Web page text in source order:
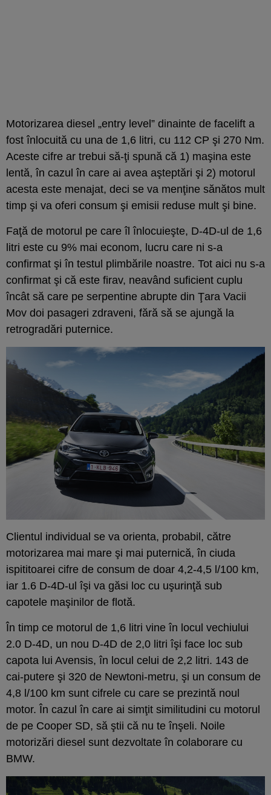
Motorizarea diesel „entry level” dinainte de facelift a
fost înlocuită cu una de 1,6 litri, cu 112 CP şi 270 Nm.
Aceste cifre ar trebui să-ţi spună că 1) maşina este
lentă, în cazul în care ai avea aşteptări şi 2) motorul
acesta este menajat, deci se va menţine sănătos mult
timp şi va oferi consum şi emisii reduse mult şi bine.
Faţă de motorul pe care îl înlocuieşte, D-4D-ul de 1,6
litri este cu 9% mai econom, lucru care ni s-a
confirmat şi în testul plimbările noastre. Tot aici nu s-a
confirmat şi că este firav, neavând suficient cuplu
încât să care pe serpentine abrupte din Ţara Vacii
Mov doi pasageri zdraveni, fără să se ajungă la
retrogradări puternice.
Clientul individual se va orienta, probabil, către
motorizarea mai mare şi mai puternică, în ciuda
ispititoarei cifre de consum de doar 4,2-4,5 l/100 km,
iar 1.6 D-4D-ul îşi va găsi loc cu uşurinţă sub
capotele maşinilor de flotă.
În timp ce motorul de 1,6 litri vine în locul vechiului
2.0 D-4D, un nou D-4D de 2,0 litri îşi face loc sub
capota lui Avensis, în locul celui de 2,2 litri. 143 de
cai-putere şi 320 de Newtoni-metru, şi un consum de
4,8 l/100 km sunt cifrele cu care se prezintă noul
motor. În cazul în care ai simţit similitudini cu motorul
de pe Cooper SD, să ştii că nu te înşeli. Noile
motorizări diesel sunt dezvoltate în colaborare cu
BMW.